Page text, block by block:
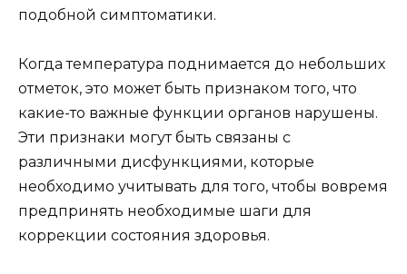
подобной симптоматики.
Когда температура поднимается до небольших
отметок, это может быть признаком того, что
какие-то важные функции органов нарушены.
Эти признаки могут быть связаны с
различными дисфункциями, которые
необходимо учитывать для того, чтобы вовремя
предпринять необходимые шаги для
коррекции состояния здоровья.